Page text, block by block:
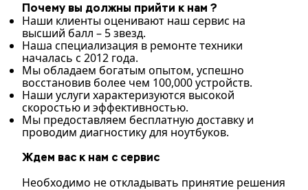
Почему вы должны прийти к нам ?
Наши клиенты оценивают наш сервис на
высший балл – 5 звезд.
Наша специализация в ремонте техники
началась с 2012 года.
Мы обладаем богатым опытом, успешно
восстановив более чем 100,000 устройств.
Наши услуги характеризуются высокой
скоростью и эффективностью.
Мы предоставляем бесплатную доставку и
проводим диагностику для ноутбуков.
Ждем вас к нам с сервис
Необходимо не откладывать принятие решения